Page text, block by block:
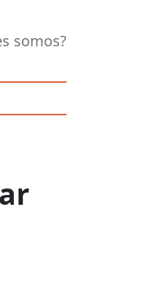
somos?